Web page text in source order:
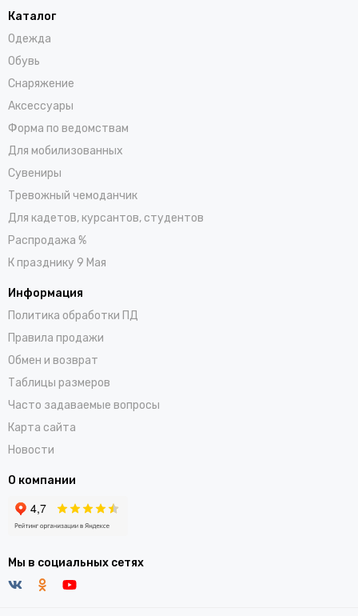
Каталог
Одежда
Обувь
Снаряжение
Аксессуары
Форма по ведомствам
Для мобилизованных
Сувениры
Тревожный чемоданчик
Для кадетов, курсантов, студентов
Распродажа %
К празднику 9 Мая
Информация
Политика обработки ПД
Правила продажи
Обмен и возврат
Таблицы размеров
Часто задаваемые вопросы
Карта сайта
Новости
О компании
Мы в социальных сетях